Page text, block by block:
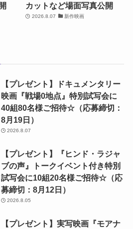
カットなど場面写真公開
2026.8.07 新作映画
【プレゼント】ドキュメンタリー
映画『戦場0地点』特別試写会に
40組80名様ご招待☆（応募締切：
8月19日）
2026.8.07
【プレゼント】『ヒンド・ラジャ
ブの声』トークイベント付き特別
試写会に10組20名様ご招待☆（応
募締切：8月12日）
2026.8.05
【プレゼント】実写映画『モアナ